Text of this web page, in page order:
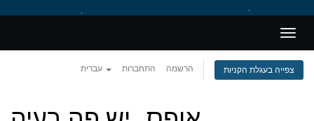
ניווט
התחברות הרשמה צפייה בעגלת הקניות